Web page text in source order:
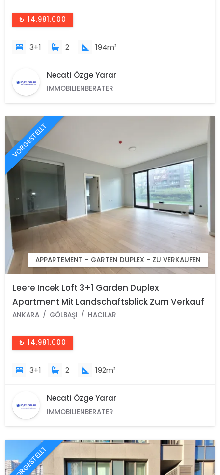
₺ 14.981.000
3+1 2 194m²
Necati Özge Yarar
IMMOBILIENBERATER
VORGESTELLT
APPARTEMENT - GARTEN DUPLEX - ZU VERKAUFEN
Leere Incek Loft 3+1 Garden Duplex
Apartment Mit Landschaftsblick Zum Verkauf
In Gölbaşı - Ankara -Turkey
ANKARA GÖLBAŞI HACILAR
₺ 14.981.000
3+1 2 192m²
Necati Özge Yarar
IMMOBILIENBERATER
VORGESTELLT